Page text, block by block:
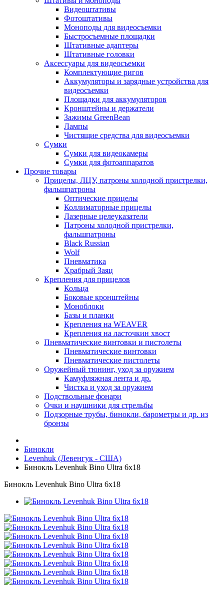
Видеоштативы
Фотоштативы
Моноподы для видеосъемки
Быстросъемные площадки
Штативные адаптеры
Штативные головки
Аксессуары для видеосъемки
Комплектующие ригов
Аккумуляторы и зарядные устройства для
видеосъемки
Площадки для аккумуляторов
Кронштейны и держатели
Зажимы GreenBean
Лампы
Чистящие средства для видеосъемки
Сумки
Сумки для видеокамеры
Сумки для фотоаппаратов
Прочие товары
Прицелы, ЛЦУ, патроны холодной пристрелки,
фальшпатроны
Оптические прицелы
Коллиматорные прицелы
Лазерные целеуказатели
Патроны холодной пристрелки,
фальшпатроны
Black Russian
Wolf
Пневматика
Храбрый Заяц
Крепления для прицелов
Кольца
Боковые кронштейны
Моноблоки
Базы и планки
Крепления на WEAVER
Крепления на ласточкин хвост
Пневматические винтовки и пистолеты
Пневматические винтовки
Пневматические пистолеты
Оружейный тюнинг, уход за оружием
Камуфляжная лента и др.
Чистка и уход за оружием
Подствольные фонари
Очки и наушники для стрельбы
Подзорные трубы, бинокли, барометры и др. из
бронзы
Бинокли
Levenhuk (Левенгук - США)
Бинокль Levenhuk Bino Ultra 6x18
Бинокль Levenhuk Bino Ultra 6x18